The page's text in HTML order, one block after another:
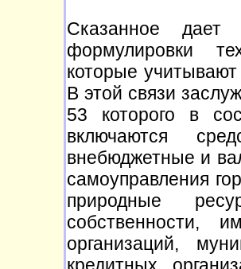
Сказанное дает
формулировки
которые
В этой связи
53 которого в
включаются
внебюджетные и
самоуправления
природные
собственности,
организаций,